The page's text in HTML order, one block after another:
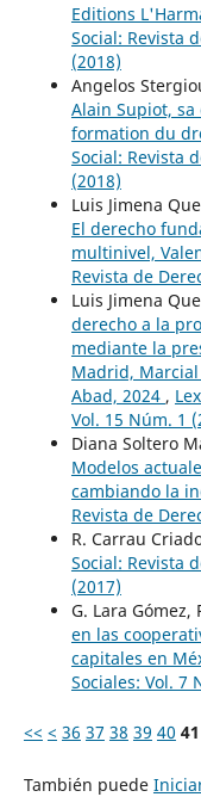
Editions
Social: Revista
(2018)
Angelos
Alain Supiot,
formation du
Social: Revista
(2018)
Luis Jimena
El derecho
multinivel,
Revista de
Luis Jimena
derecho a la
mediante la
Madrid,
Abad, 2024 ,
Vol. 15 Núm. 1
Diana Soltero
Modelos
cambiando la
Revista de
R. Carrau
Social: Revista
(2017)
G. Lara
en las
capitales en
Sociales: Vol. 7
<< < 36 37 38 39 40 41
También puede